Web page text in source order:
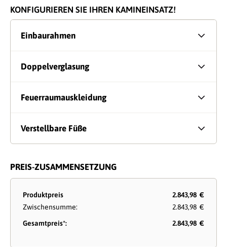
KONFIGURIEREN SIE IHREN KAMINEINSATZ!
Einbaurahmen
Doppelverglasung
Feuerraumauskleidung
Verstellbare Füße
PREIS-ZUSAMMENSETZUNG
Produktpreis
2.843,98 €
Zwischensumme:
2.843,98 €
Gesamtpreis*:
2.843,98 €